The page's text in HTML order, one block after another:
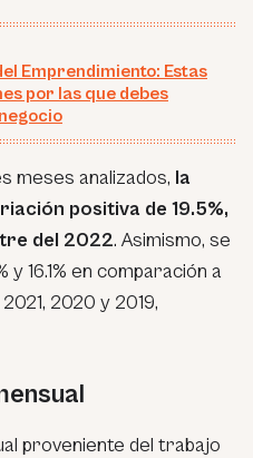
Emprendimiento: Estas
por las que debes
meses analizados, la
positiva de 19.5%,
del 2022. Asimismo, se
16.1% en comparación a
2020 y 2019,
proveniente del trabajo